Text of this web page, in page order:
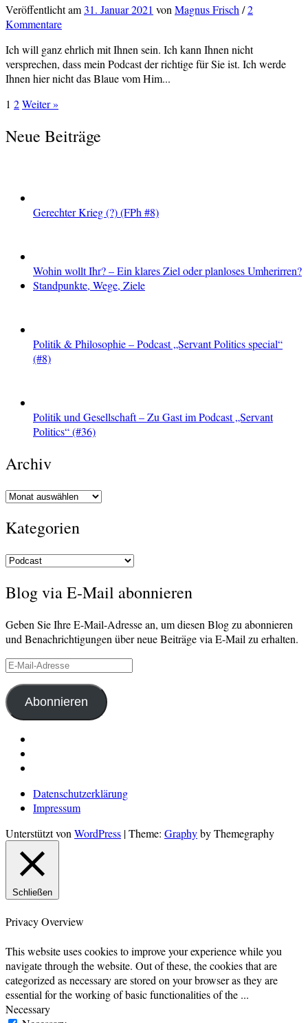
Veröffentlichtam31. Januar 2021 von Magnus Frisch /2
Kommentare
Ich will ganz ehrlich mit Ihnen sein. Ich kann Ihnen nicht
versprechen, dass mein Podcast der richtige für Sie ist. Ich werde
Ihnen hier nicht das Blaue vom Him...
Seitennummerierung
der
1 2Weiter »
Neue Beiträge
Gerechter Krieg (?) (FPh #8)
Wohin wollt Ihr? – Ein klares Ziel oder planloses Umherirren?
Standpunkte, Wege, Ziele
Politik & Philosophie – Podcast „Servant Politics special“
(#8)
Politik und Gesellschaft – Zu Gast im Podcast „Servant
Politics“ (#36)
Archiv
Archiv
Kategorien
Kategorien
Blog via E-Mail abonnieren
Geben Sie Ihre E-Mail-Adresse an, um diesen Blog zu abonnieren
und Benachrichtigungen über neue Beiträge via E-Mail zu erhalten.
E-
Adresse
Abonnieren
Datenschutzerklärung
Impressum
Unterstützt von WordPress |Theme: Graphyby Themegraphy
Schließen
Privacy Overview
This website uses cookies to improve your experience while you
navigate through the website. Out of these, the cookies that are
categorized as necessary are stored on your browser as they are
essential for the working of basic functionalities of the ...
Necessary